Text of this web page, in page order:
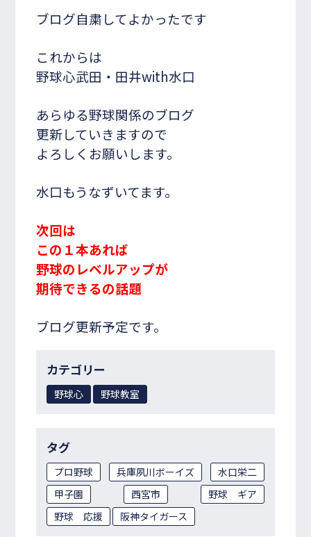
ブログ自粛してよかったです
これからは
野球心武田・田井with水口
あらゆる野球関係のブログ
更新していきますので
よろしくお願いします。
水口もうなずいてます。
次回は
この１本あれば
野球のレベルアップが
期待できるの話題
ブログ更新予定です。
カテゴリー
野球心 野球教室
タグ
プロ野球 兵庫夙川ボーイズ
水口栄二
甲子園
西宮市
野球 ギア
野球 応援
阪神タイガース